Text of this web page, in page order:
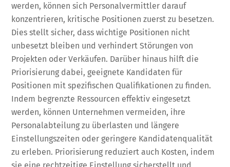
werden, können sich Personalvermittler darauf
konzentrieren, kritische Positionen zuerst zu besetzen.
Dies stellt sicher, dass wichtige Positionen nicht
unbesetzt bleiben und verhindert Störungen von
Projekten oder Verkäufen. Darüber hinaus hilft die
Priorisierung dabei, geeignete Kandidaten für
Positionen mit spezifischen Qualifikationen zu finden.
Indem begrenzte Ressourcen effektiv eingesetzt
werden, können Unternehmen vermeiden, ihre
Personalabteilung zu überlasten und längere
Einstellungszeiten oder geringere Kandidatenqualität
zu erleben. Priorisierung reduziert auch Kosten, indem
sie eine rechtzeitige Einstellung sicherstellt und